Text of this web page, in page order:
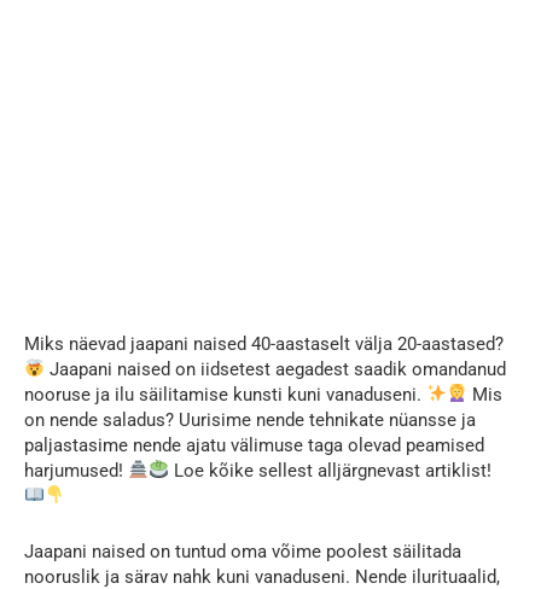
Miks näevad jaapani naised 40-aastaselt välja 20-aastased?
Jaapani naised on iidsetest aegadest saadik omandanud
nooruse ja ilu säilitamise kunsti kuni vanaduseni.
Mis
on nende saladus? Uurisime nende tehnikate nüansse ja
paljastasime nende ajatu välimuse taga olevad peamised
harjumused!
Loe kõike sellest alljärgnevast artiklist!
Jaapani naised on tuntud oma võime poolest säilitada
nooruslik ja särav nahk kuni vanaduseni. Nende ilurituaalid,